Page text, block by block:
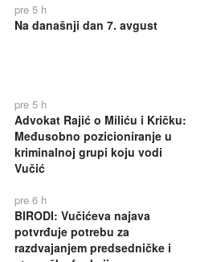
pre 5 h
Na današnji dan 7. avgust
pre 5 h
Advokat Rajić o Miliću i Kričku:
Međusobno pozicioniranje u
kriminalnoj grupi koju vodi
Vučić
pre 6 h
BIRODI: Vučićeva najava
potvrđuje potrebu za
razdvajanjem predsedničke i